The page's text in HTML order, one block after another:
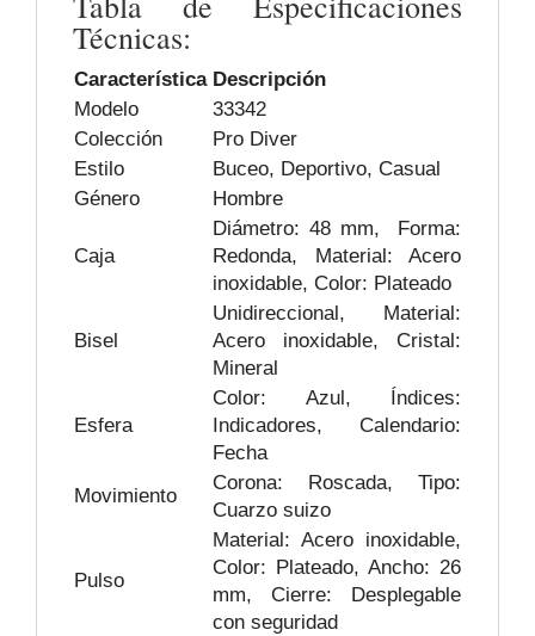
Técnicas:
Característica Descripción
Modelo
33342
Colección
Pro Diver
Estilo
Buceo, Deportivo, Casual
Género
Hombre
Caja
Diámetro: 48 mm, Forma:
Redonda, Material: Acero
inoxidable, Color: Plateado
Bisel
Unidireccional, Material:
Acero inoxidable, Cristal:
Mineral
Esfera
Color: Azul, Índices:
Indicadores, Calendario:
Fecha
Movimiento
Corona: Roscada, Tipo:
Cuarzo suizo
Pulso
Material: Acero inoxidable,
Color: Plateado, Ancho: 26
mm, Cierre: Desplegable
con seguridad